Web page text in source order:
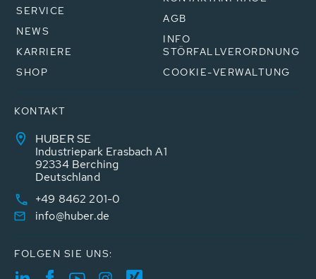
SERVICE
NEWS
KARRIERE
SHOP
AGB
INFO
STÖRFALLVERORDNUNG
COOKIE-VERWALTUNG
KONTAKT
HUBER SE
Industriepark Erasbach A1
92334 Berching
Deutschland
+49 8462 201-0
info@huber.de
FOLGEN SIE UNS: